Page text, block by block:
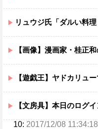
リュウジ氏「ダルい料理トップ10に入る
【画像】漫画家・桂正和の描いた最新パ0ツ
【遊戯王】ヤドカリュ
【文房具】本日のログ
10: 2017/12/08